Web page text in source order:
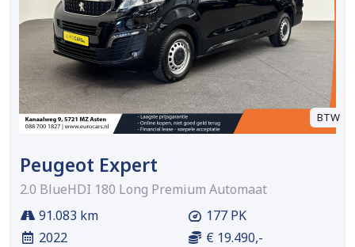
BTW
Peugeot Expert
2.0 BlueHDI 180 Long Premium Automaat
91.083 km
2022
177 PK
€ 19.490,-